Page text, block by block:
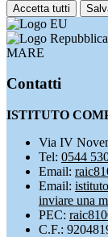
Accetta tutti
MARE
Contatti
ISTITUTO
Via IV
Tel: 0544
Email:
Email:
inviare una
PEC:
C.F.: